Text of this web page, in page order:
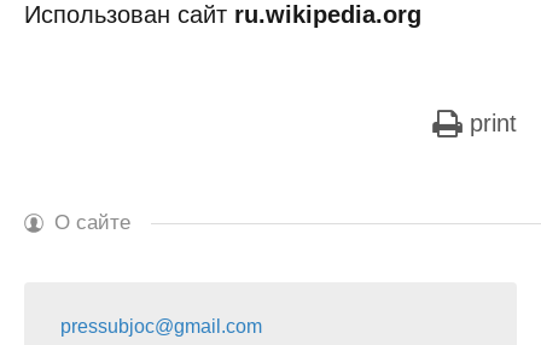
Использован сайт ru.wikipedia.org
print
О сайте
pressubjoc@gmail.com